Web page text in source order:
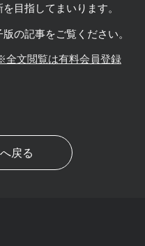
目指してまいります。
の記事をご覧ください。
全文閲覧は有料会員登録
戻る